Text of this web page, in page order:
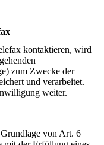
kontaktieren, wird
zum Zwecke der
und verarbeitet.
weiter.
von Art. 6